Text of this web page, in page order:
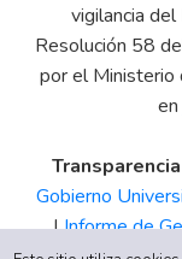
vigilancia del
Resolución 58
por el Ministerio
en
Gobierno
|Informe de